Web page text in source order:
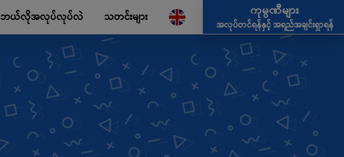
ဘယ်လိုအလုပ်လုပ်လဲ သတင်းများ
ကုမ္ပဏီများ
အလုပ်တင်ရန်နှင့် အရည်အချင်းရှာရန်